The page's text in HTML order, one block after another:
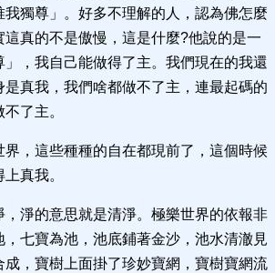
獨尊」。好多不理解的人，認為佛怎麼
真的不是傲慢，這是什麼?他說的是一
，我自己能做得了主。我們現在的我還
真我，我們啥都做不了主，連最起碼的
了主。
界，這些種種的自在都現前了，這個時候
真我。
，淨的意思就是清淨。極樂世界的依報非
七寶為池，池底鋪著金沙，池水清澈見
成，寶樹上面掛了珍妙寶網，寶樹寶網流